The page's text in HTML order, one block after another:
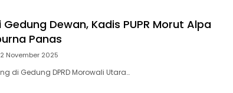
Dewan, Kadis PUPR Morut Alpa
Panas
November 2025
di Gedung DPRD Morowali Utara…